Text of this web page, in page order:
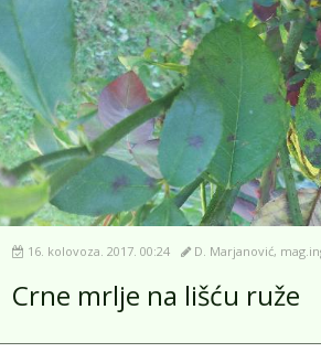
16. kolovoza. 2017. 00:24 D. Marjanović,
Crne mrlje na lišću ruže